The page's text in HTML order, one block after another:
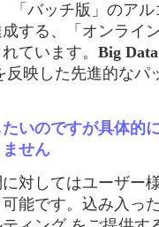
「バッチ版」のア
する、「オンライ
ています。 Big
反映した先進的なパ
いのですが具体的
せん
対してはユーザー
能です。込み入っ